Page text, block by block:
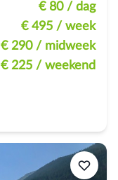
€ 80/ dag
€ 495 / week
€ 290/ midweek
€ 225 / weekend